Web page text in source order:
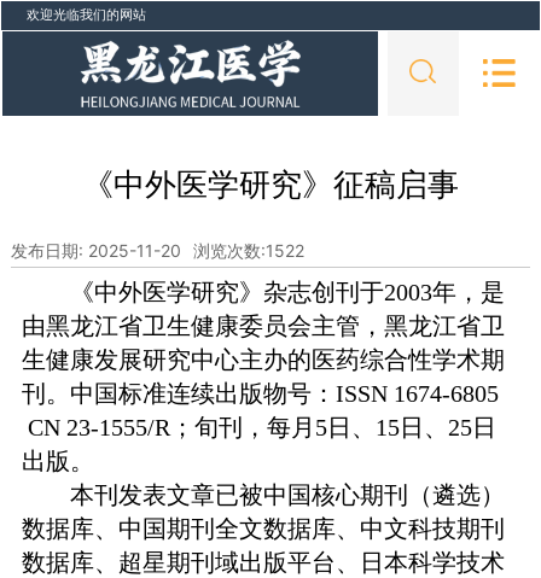
欢迎光临我们的网站
《中外医学研究》征稿启事
发布日期: 2025-11-20 浏览次数:1522
《中外医学研究》杂志创刊于2003年，是
由黑龙江省卫生健康委员会主管，黑龙江省卫
生健康发展研究中心主办的医药综合性学术期
刊。中国标准连续出版物号：ISSN 1674-6805
CN 23-1555/R；旬刊
，每月 5日、15日、25日
出版。
本刊发表文章已被中国核心期刊（遴选）
数据库、 中国期刊全文数据库、 中文科技期刊
数据库、 超星期刊域出版平台、
日本科学技术